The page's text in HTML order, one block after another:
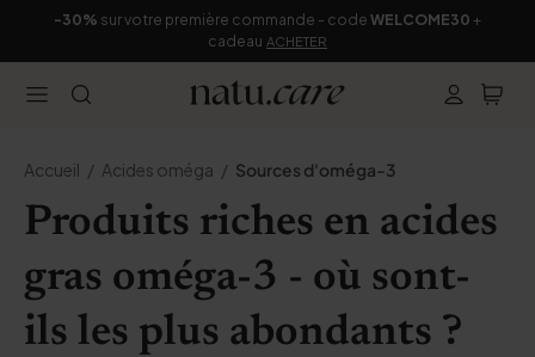
-30% sur votre première commande - code WELCOME30 +
cadeau ACHETER
Accueil Acides oméga Sources d'oméga-3
Produits riches en acides
gras oméga-3 - où sont-
ils les plus abondants ?